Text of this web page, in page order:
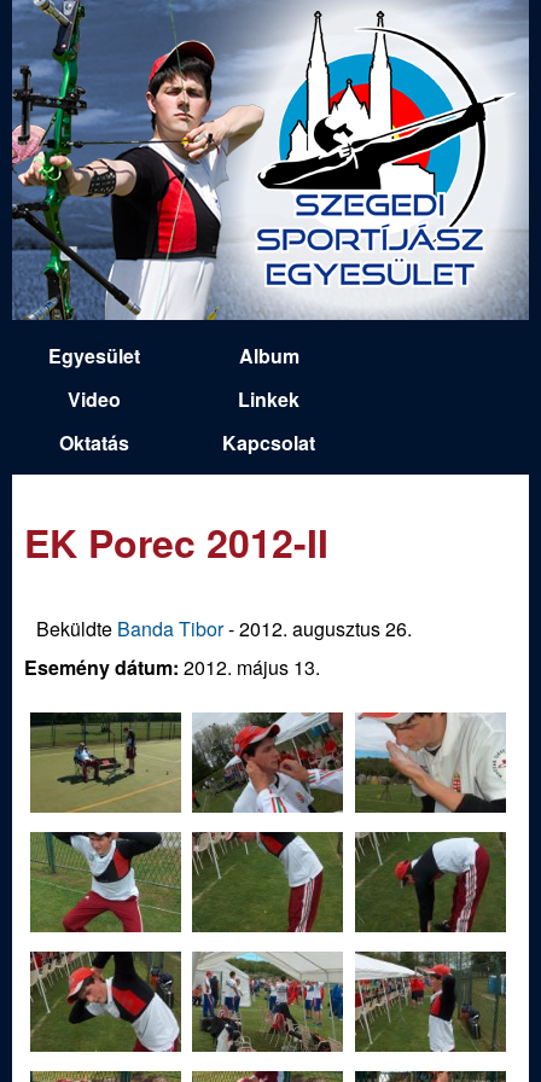
Ugrás
a
tartalomra
e
g
S
p
o
i
m
u
Egyesület
Album
Video
Linkek
Oktatás
Kapcsolat
EK Porec 2012-II
Beküldte Banda Tibor-2012. augusztus 26.
Esemény dátum: 2012. május 13.